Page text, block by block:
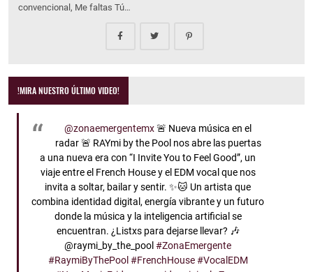
convencional, Me faltas Tú…
!MIRA NUESTRO ÚLTIMO VIDEO!
@zonaemergentemx🚨 Nueva música en el
radar 🚨 RAYmi by the Pool nos abre las puertas
a una nueva era con “I Invite You to Feel Good”, un
viaje entre el French House y el EDM vocal que nos
invita a soltar, bailar y sentir. ✨🐱 Un artista que
combina identidad digital, energía vibrante y un futuro
donde la música y la inteligencia artificial se
encuentran. ¿Listxs para dejarse llevar? 🎶
@raymi_by_the_pool#ZonaEmergente
#RaymiByThePool #FrenchHouse #VocalEDM